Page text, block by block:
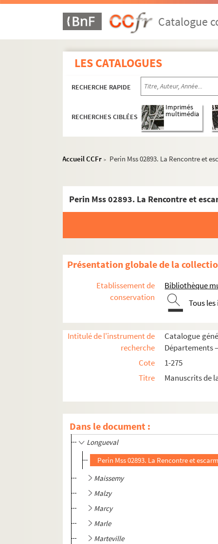
Catalogue
LES CATALOGUES
RECHERCHE RAPIDE
RECHERCHES CIBLÉES
Imprimés
multimédia
Accueil CCFr > Perin Mss 02893. La Rencontre et
Présentation globale de la
Etablissement de
conservation
Bibliothèque
Tous
Intitulé de l'instrument de
recherche
Catalogue
Départements
Cote
1-275
Titre
Manuscrits de
Dans le document :
Etrépilly.
Fonsomme
Gercy
Goussancourt
Jouy
La Bouteille
La Capelle
La Flamangrie
Laon
Lemé.
Le Sart.
Les Autels
Limé
Longpont
Longueval
Perin Mss 02893. La Rencontre et
Maissemy
Malzy
Marcy
Marle
Marteville